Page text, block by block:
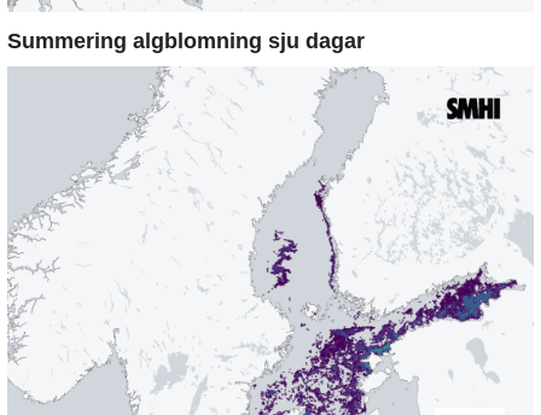
Summering algblomning sju dagar